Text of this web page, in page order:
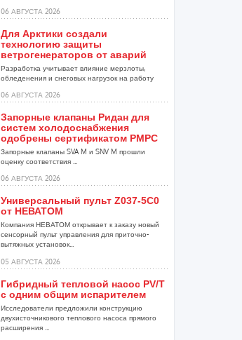
06 АВГУСТА 2026
Для Арктики создали
технологию защиты
ветрогенераторов от аварий
Разработка учитывает влияние мерзлоты,
обледенения и снеговых нагрузок на работу
06 АВГУСТА 2026
Запорные клапаны Ридан для
систем холодоснабжения
одобрены сертификатом РМРС
Запорные клапаны SVA M и SNV M прошли
оценку соответствия ...
06 АВГУСТА 2026
Универсальный пульт Z037-5C0
от НЕВАТОМ
Компания НЕВАТОМ открывает к заказу новый
сенсорный пульт управления для приточно-
вытяжных установок...
05 АВГУСТА 2026
Гибридный тепловой насос PV/T
с одним общим испарителем
Исследователи предложили конструкцию
двухисточникового теплового насоса прямого
расширения ...